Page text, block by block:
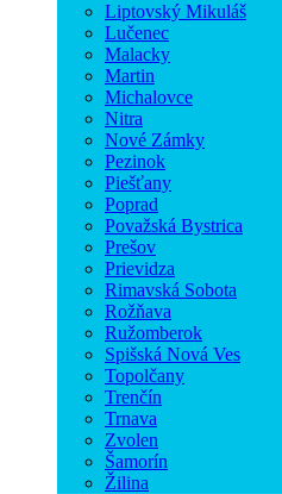
Liptovský Mikuláš
Lučenec
Malacky
Martin
Michalovce
Nitra
Nové Zámky
Pezinok
Piešťany
Poprad
Považská Bystrica
Prešov
Prievidza
Rimavská Sobota
Rožňava
Ružomberok
Spišská Nová Ves
Topolčany
Trenčín
Trnava
Zvolen
Šamorín
Žilina